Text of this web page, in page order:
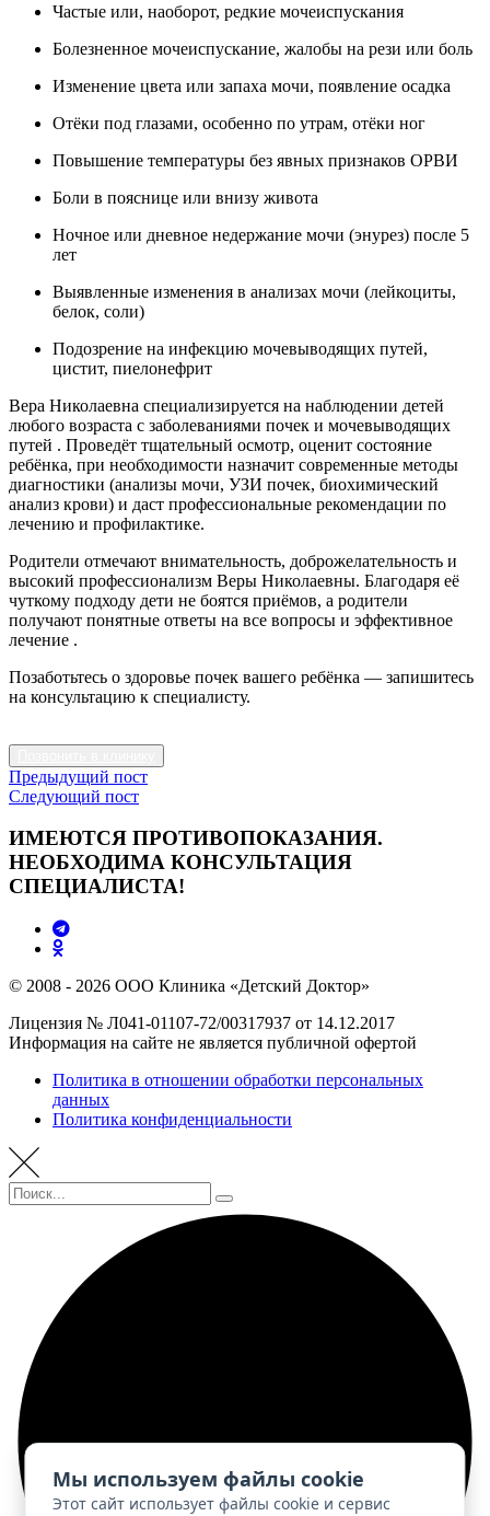
Частые или, наоборот, редкие мочеиспускания
Болезненное мочеиспускание, жалобы на рези или боль
Изменение цвета или запаха мочи, появление осадка
Отёки под глазами, особенно по утрам, отёки ног
Повышение температуры без явных признаков ОРВИ
Боли в пояснице или внизу живота
Ночное или дневное недержание мочи (энурез) после 5
лет
Выявленные изменения в анализах мочи (лейкоциты,
белок, соли)
Подозрение на инфекцию мочевыводящих путей,
цистит, пиелонефрит
Вера Николаевна специализируется на наблюдении детей
любого возраста с заболеваниями почек и мочевыводящих
путей . Проведёт тщательный осмотр, оценит состояние
ребёнка, при необходимости назначит современные методы
диагностики (анализы мочи, УЗИ почек, биохимический
анализ крови) и даст профессиональные рекомендации по
лечению и профилактике.
Родители отмечают внимательность, доброжелательность и
высокий профессионализм Веры Николаевны. Благодаря её
чуткому подходу дети не боятся приёмов, а родители
получают понятные ответы на все вопросы и эффективное
лечение .
Позаботьтесь о здоровье почек вашего ребёнка — запишитесь
на консультацию к специалисту.
Предыдущий пост
Следующий пост
ИМЕЮТСЯ ПРОТИВОПОКАЗАНИЯ.
НЕОБХОДИМА КОНСУЛЬТАЦИЯ
СПЕЦИАЛИСТА!
© 2008 - 2026 ООО Клиника «Детский Доктор»
Лицензия № Л041-01107-72/00317937 от 14.12.2017
Информация на сайте не является публичной офертой
Политика в отношении обработки персональных
данных
Политика конфиденциальности
Мы используем файлы cookie
Этот сайт использует файлы cookie и сервис